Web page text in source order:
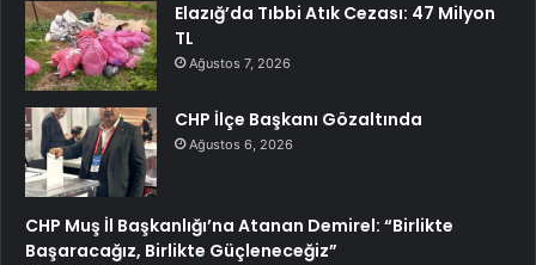
Elazığ’da Tıbbi Atık Cezası: 47 Milyon
TL
Ağustos 7, 2026
CHP İlçe Başkanı Gözaltında
Ağustos 6, 2026
CHP Muş İl Başkanlığı’na Atanan Demirel: “Birlikte
Başaracağız, Birlikte Güçleneceğiz”